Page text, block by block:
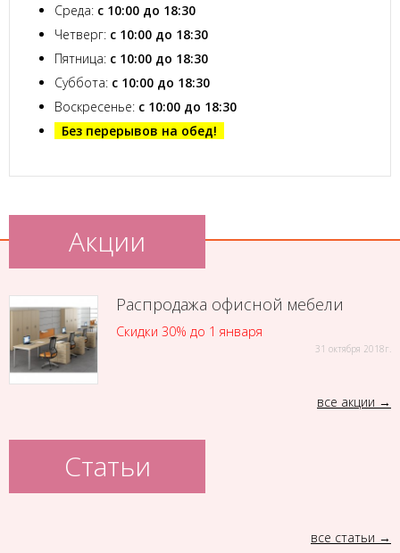
Среда: с 10:00 до 18:30
Четверг: с 10:00 до 18:30
Пятница: с 10:00 до 18:30
Суббота: с 10:00 до 18:30
Воскресенье: с 10:00 до 18:30
Без перерывов на обед!
Акции
Распродажа офисной мебели
Скидки 30% до 1 января
31 октября 2018г.
все акции
Статьи
все статьи